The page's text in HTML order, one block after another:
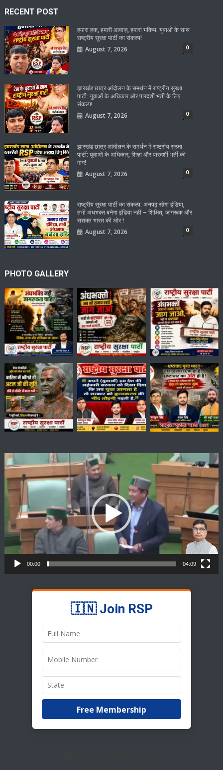
RECENT POST
हमारा हक, हमारी आवाज़, हमारा भविष्य: युवाओं के साथ
राष्ट्रीय सुरक्षा पार्टी का संकल्प!
August 7, 2026 0
झारखंड छात्र आंदोलन के समर्थन में राष्ट्रीय सुरक्षा
पार्टी: युवाओं के अधिकार और पारदर्शी भर्ती के लिए
संकल्प!
August 7, 2026 0
झारखंड छात्र आंदोलन के समर्थन में राष्ट्रीय सुरक्षा
पार्टी: युवाओं के अधिकार, शिक्षा और पारदर्शी भर्ती की
मांग!
August 7, 2026 0
राष्ट्रीय सुरक्षा पार्टी का संकल्प: अनपढ़ रहेगा इंडिया,
तभी अंधभक्त बनेगा इंडिया नहीं – शिक्षित, जागरूक और
सशक्त भारत की ओर !
August 7, 2026 0
PHOTO GALLERY
Video
Player
00:00 04:09
🇮🇳 Join RSP
Free Membership